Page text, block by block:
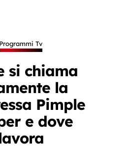
Programmi Tv
si chiama
la
Pimple
e dove